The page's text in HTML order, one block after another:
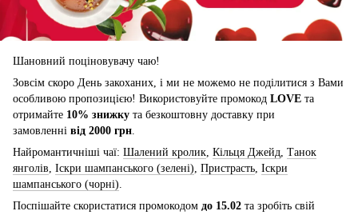
Шановний поціновувачу чаю!
Зовсім скоро День закоханих, і ми не можемо не поділитися з Вами
особливою пропозицією! Використовуйте промокод LOVE та
отримайте 10% знижку та безкоштовну доставку при
замовленні від 2000 грн.
Найромантичніші чаї: Шалений кролик, Кільця Джейд, Танок
янголів, Іскри шампанського (зелені), Пристрасть, Іскри
шампанського (чорні).
Поспішайте скористатися промокодом до 15.02 та зробіть свій